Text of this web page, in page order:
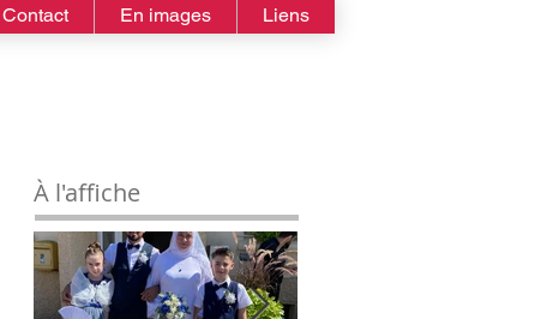
Contact En images Liens
À l'affiche